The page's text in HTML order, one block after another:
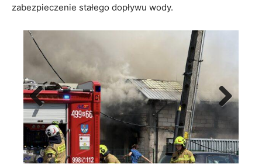
zabezpieczenie stałego dopływu wody.
Previous Next